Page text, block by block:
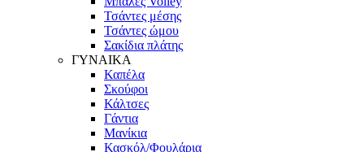
Τσάντες μέσης
Τσάντες ώμου
Σακίδια πλάτης
ΓΥΝΑΙΚΑ
Καπέλα
Σκούφοι
Κάλτσες
Γάντια
Μανίκια
Κασκόλ/Φουλάρια